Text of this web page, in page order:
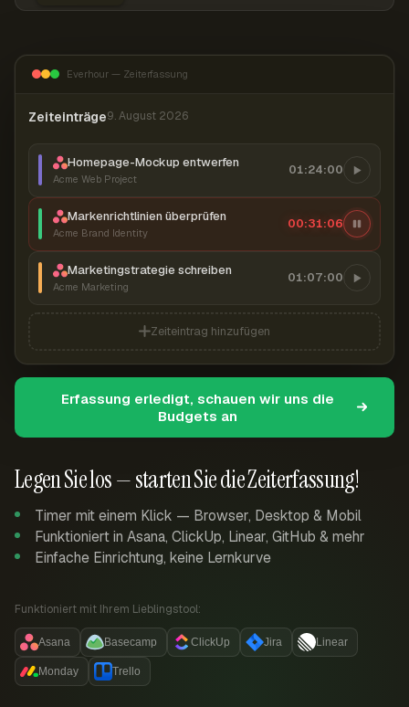
Legen Sie los — starten Sie die Zeiterfassung!
Timer mit einem Klick — Browser, Desktop & Mobil
Funktioniert in Asana, ClickUp, Linear, GitHub & mehr
Einfache Einrichtung, keine Lernkurve
Funktioniert mit Ihrem Lieblingstool:
Asana Basecamp ClickUp Jira Linear
Monday Trello
Everhour — Zeiterfassung
Zeiteinträge9. August 2026
Homepage-Mockup entwerfen
Acme Web Project
01:24:00
Markenrichtlinien überprüfen
Acme Brand Identity
00:31:07
Marketingstrategie schreiben
Acme Marketing
01:07:00
Zeiteintrag hinzufügen
Erfassung erledigt, schauen wir uns die
Budgets an